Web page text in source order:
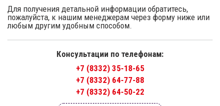
Для получения детальной информации обратитесь,
пожалуйста, к нашим менеджерам через форму ниже или
любым другим удобным способом.
Консультации по телефонам:
+7 (8332) 35-18-65
+7 (8332) 64-77-88
+7 (8332) 64-50-22